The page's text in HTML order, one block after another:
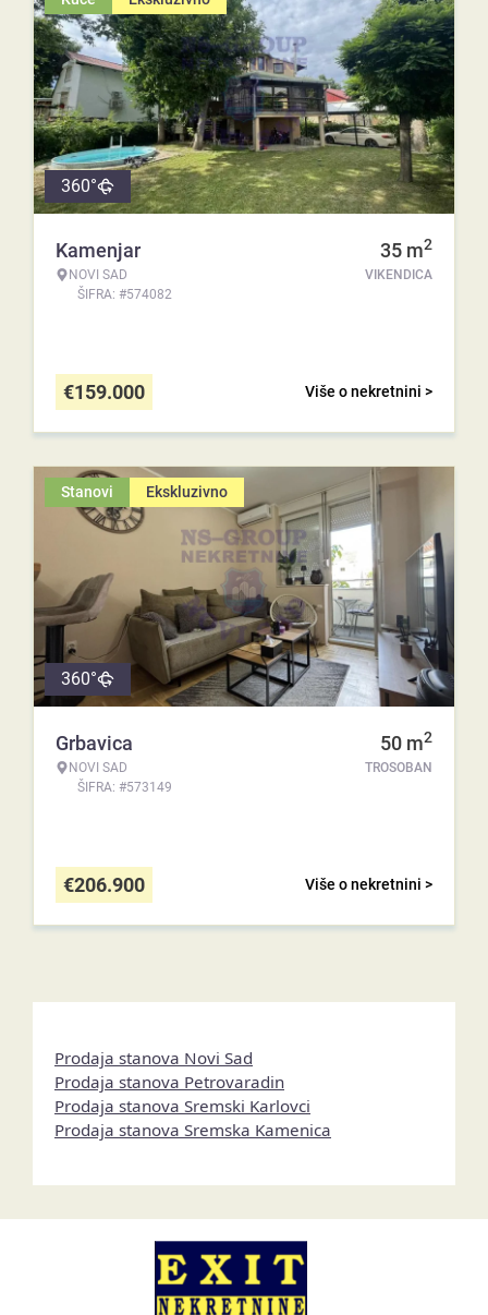
360°
Kamenjar
NOVI SAD
ŠIFRA: #574082
35 m2
VIKENDICA
Više o nekretnini >
€159.000
Stanovi Ekskluzivno
360°
Grbavica
NOVI SAD
ŠIFRA: #573149
50 m2
TROSOBAN
Više o nekretnini >
€206.900
Prodaja stanova Novi Sad
Prodaja stanova Petrovaradin
Prodaja stanova Sremski Karlovci
Prodaja stanova Sremska Kamenica